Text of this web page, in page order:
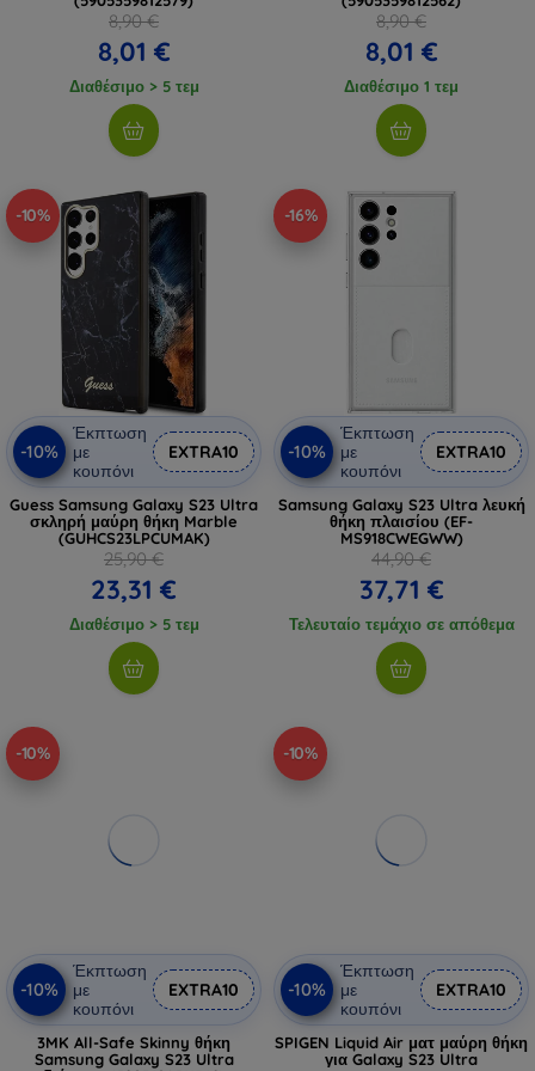
8,90 €
8,01 €
Διαθέσιμο > 5 τεμ
8,90 €
8,01 €
Διαθέσιμο 1 τεμ
-10%
-10%
Έκπτωση
με
κουπόνι
EXTRA10
Guess Samsung Galaxy S23 Ultra
σκληρή μαύρη θήκη Marble
(GUHCS23LPCUMAK)
25,90 €
23,31 €
Διαθέσιμο > 5 τεμ
-16%
-10%
Έκπτωση
με
κουπόνι
EXTRA10
Samsung Galaxy S23 Ultra λευκή
θήκη πλαισίου (EF-
MS918CWEGWW)
44,90 €
37,71 €
Τελευταίο τεμάχιο σε απόθεμα
-10%
-10%
Έκπτωση
με
κουπόνι
EXTRA10
3MK All-Safe Skinny θήκη
Samsung Galaxy S23 Ultra
-10%
-10%
Έκπτωση
με
κουπόνι
EXTRA10
SPIGEN Liquid Air ματ μαύρη θήκη
για Galaxy S23 Ultra